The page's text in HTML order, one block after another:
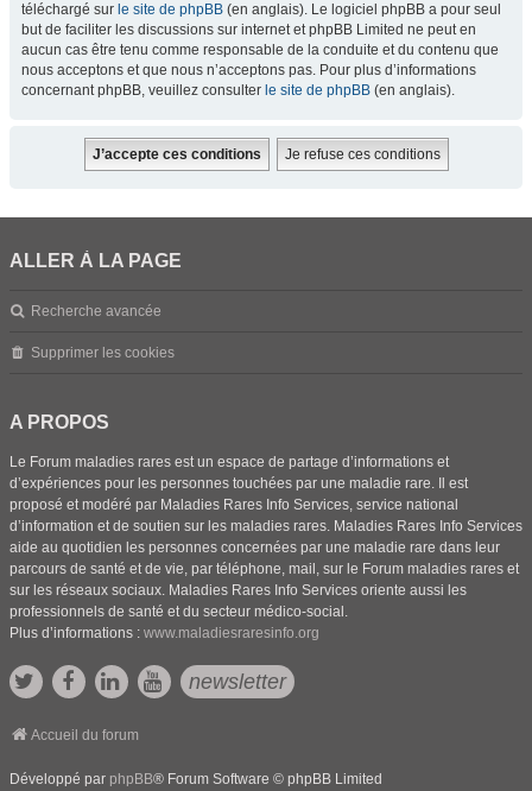
téléchargé sur le site de phpBB (en anglais). Le logiciel phpBB a pour seul
but de faciliter les discussions sur internet et phpBB Limited ne peut en
aucun cas être tenu comme responsable de la conduite et du contenu que
nous acceptons et que nous n’acceptons pas. Pour plus d’informations
concernant phpBB, veuillez consulter le site de phpBB (en anglais).
ALLER À LA PAGE
Recherche avancée
Supprimer les cookies
A PROPOS
Le Forum maladies rares est un espace de partage d’informations et
d’expériences pour les personnes touchées par une maladie rare. Il est
proposé et modéré par Maladies Rares Info Services, service national
d’information et de soutien sur les maladies rares. Maladies Rares Info Services
aide au quotidien les personnes concernées par une maladie rare dans leur
parcours de santé et de vie, par téléphone, mail, sur le Forum maladies rares et
sur les réseaux sociaux. Maladies Rares Info Services oriente aussi les
professionnels de santé et du secteur médico-social.
Plus d’informations : www.maladiesraresinfo.org
newsletter
Accueil du forum
Développé par phpBB® Forum Software © phpBB Limited